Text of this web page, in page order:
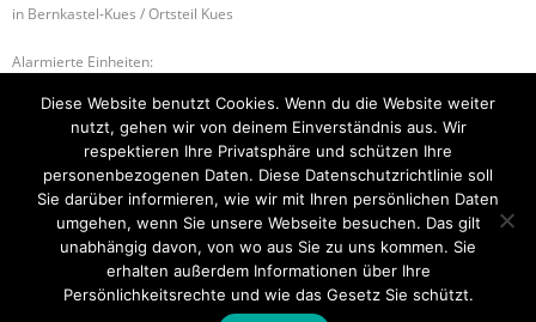
in Bernkastel-Kues / Ortsteil Kues
Alarmierte Einheiten:
FF-Kues-Staffel
S-1 SONDERLAGE H-1 ABSICHERUNG
Startseite Einsätze Mitglied werden Über uns
Kontakt
Diese Website benutzt Cookies. Wenn du die Website weiter
nutzt, gehen wir von deinem Einverständnis aus. Wir
respektieren Ihre Privatsphäre und schützen Ihre
personenbezogenen Daten. Diese Datenschutzrichtlinie soll
Sie darüber informieren, wie wir mit Ihren persönlichen Daten
umgehen, wenn Sie unsere Webseite besuchen. Das gilt
unabhängig davon, von wo aus Sie zu uns kommen. Sie
erhalten außerdem Informationen über Ihre
Persönlichkeitsrechte und wie das Gesetz Sie schützt.